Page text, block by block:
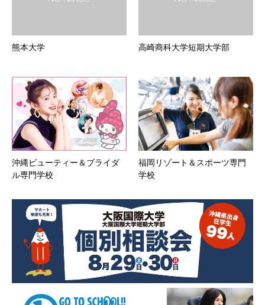
熊本大学 高崎商科大学短期大学部
沖縄ビューティー＆ブライダ
ル専門学校
福岡リゾート＆スポーツ専門
学校